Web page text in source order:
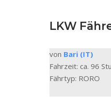
LKW
von Bari (IT)
Fahrzeit: ca. 96
Fährtyp: RORO